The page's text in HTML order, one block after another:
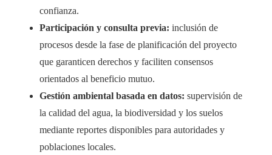
confianza.
Participación y consulta previa: inclusión de
procesos desde la fase de planificación del proyecto
que garanticen derechos y faciliten consensos
orientados al beneficio mutuo.
Gestión ambiental basada en datos: supervisión de
la calidad del agua, la biodiversidad y los suelos
mediante reportes disponibles para autoridades y
poblaciones locales.